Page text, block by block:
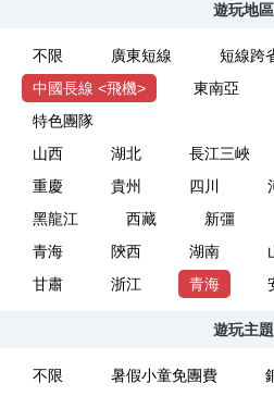
遊玩地區
不限 廣東短線 短線跨
中國長線 <飛機>
東南亞
特色團隊
山西
湖北 長江三峽
重慶
貴州 四川
黑龍江
西藏 新彊
青海
陝西 湖南
甘肅
浙江 青海
遊玩主題
不限 暑假小童免團費